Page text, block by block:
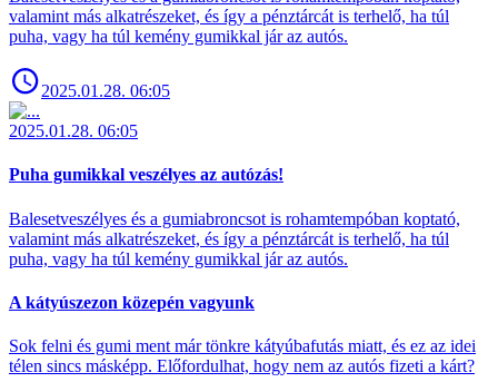
valamint más alkatrészeket, és így a pénztárcát is terhelő, ha túl
puha, vagy ha túl kemény gumikkal jár az autós.
2025.01.28. 06:05
2025.01.28. 06:05
Puha gumikkal veszélyes az autózás!
Balesetveszélyes és a gumiabroncsot is rohamtempóban koptató,
valamint más alkatrészeket, és így a pénztárcát is terhelő, ha túl
puha, vagy ha túl kemény gumikkal jár az autós.
A kátyúszezon közepén vagyunk
Sok felni és gumi ment már tönkre kátyúbafutás miatt, és ez az idei
télen sincs másképp. Előfordulhat, hogy nem az autós fizeti a kárt?